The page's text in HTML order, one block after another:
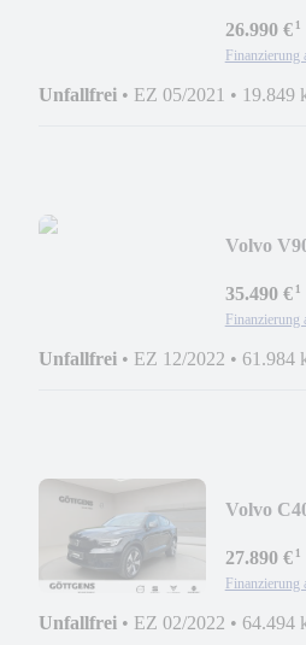
26.990 €¹
Finanzierung
Unfallfrei • EZ 05/2021 • 19.849
Volvo
35.490 €¹
Finanzierung
Unfallfrei • EZ 12/2022 • 61.984
Volvo
27.890 €¹
Finanzierung
Unfallfrei • EZ 02/2022 • 64.494